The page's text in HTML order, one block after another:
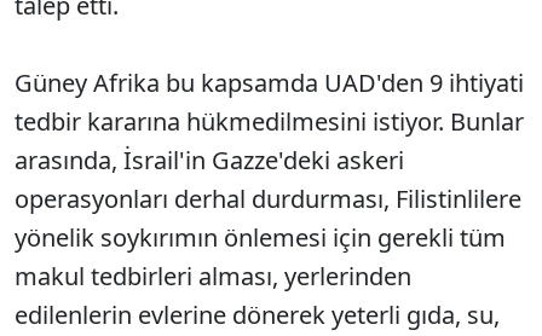
Güney Afrika bu kapsamda UAD'den 9 ihtiyati
tedbir kararına hükmedilmesini istiyor. Bunlar
arasında, İsrail'in Gazze'deki askeri
operasyonları derhal durdurması, Filistinlilere
yönelik soykırımın önlemesi için gerekli tüm
makul tedbirleri alması, yerlerinden
edilenlerin evlerine dönerek yeterli gıda, su,